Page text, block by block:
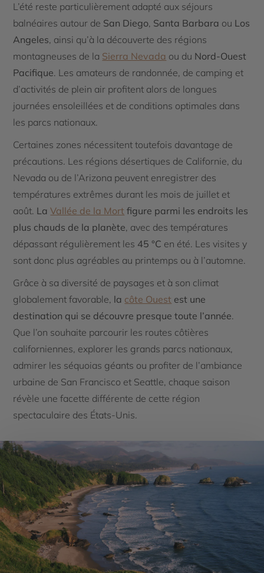
L’été reste particulièrement adapté aux séjours
balnéaires autour de San Diego, Santa Barbara ou Los
Angeles, ainsi qu’à la découverte des régions
montagneuses de la Sierra Nevada ou du Nord-Ouest
Pacifique. Les amateurs de randonnée, de camping et
d’activités de plein air profitent alors de longues
journées ensoleillées et de conditions optimales dans
les parcs nationaux.
Certaines zones nécessitent toutefois davantage de
précautions. Les régions désertiques de Californie, du
Nevada ou de l’Arizona peuvent enregistrer des
températures extrêmes durant les mois de juillet et
août. LaVallée de la Mort figure parmi les endroits les
plus chauds de la planète, avec des températures
dépassant régulièrement les 45 °C en été. Les visites y
sont donc plus agréables au printemps ou à l’automne.
Grâce à sa diversité de paysages et à son climat
globalement favorable, la côte Ouest est une
destination qui se découvre presque toute l’année.
Que l’on souhaite parcourir les routes côtières
californiennes, explorer les grands parcs nationaux,
admirer les séquoias géants ou profiter de l’ambiance
urbaine de San Francisco et Seattle, chaque saison
révèle une facette différente de cette région
spectaculaire des États-Unis.